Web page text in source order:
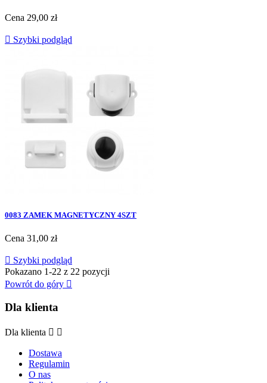
Cena 29,00 zł
 Szybki podgląd
0083 ZAMEK MAGNETYCZNY 4SZT
Cena 31,00 zł
 Szybki podgląd
Pokazano 1-22 z 22 pozycji
Powrót do góry 
Dla klienta
Dla klienta  
Dostawa
Regulamin
O nas